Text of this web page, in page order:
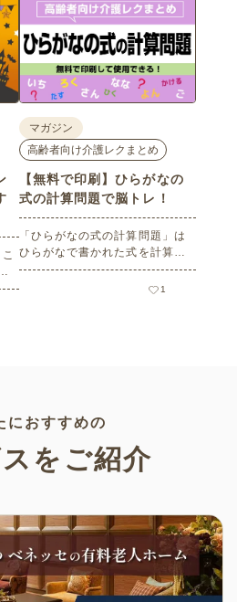
も紹介しているので、介護施設
などでの外出アクティビティの
事前チェックの際にぜひ参考に
してください。
マガジン
高齢者向け介護レクまとめ
【無料で印刷】ひらがなの
式の計算問題で脳トレ！
「ひらがなの式の計算問題」は
ひらがなで書かれた式を計算す
る問題です。想像力やワーキン
グメモリのトレーニングとして
1
におすすめの
をご紹介